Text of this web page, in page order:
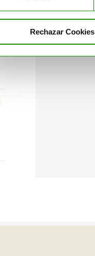
Rechazar Cookies